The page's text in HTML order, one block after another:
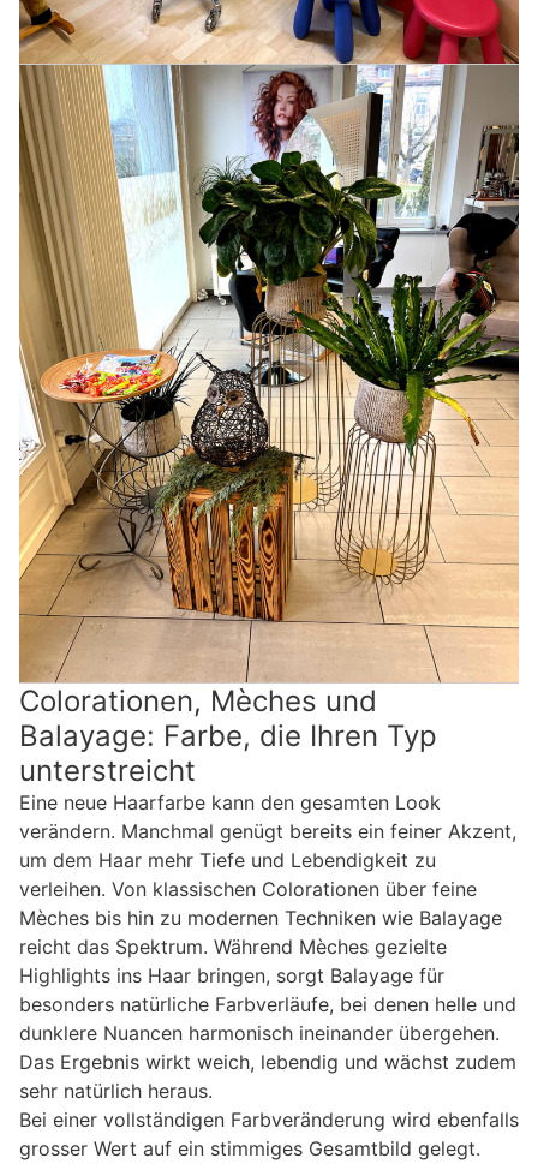
Colorationen, Mèches und
Balayage: Farbe, die Ihren Typ
unterstreicht
Eine neue Haarfarbe kann den gesamten Look
verändern. Manchmal genügt bereits ein feiner Akzent,
um dem Haar mehr Tiefe und Lebendigkeit zu
verleihen. Von klassischen Colorationen über feine
Mèches bis hin zu modernen Techniken wie Balayage
reicht das Spektrum. Während Mèches gezielte
Highlights ins Haar bringen, sorgt Balayage für
besonders natürliche Farbverläufe, bei denen helle und
dunklere Nuancen harmonisch ineinander übergehen.
Das Ergebnis wirkt weich, lebendig und wächst zudem
sehr natürlich heraus.
Bei einer vollständigen Farbveränderung wird ebenfalls
grosser Wert auf ein stimmiges Gesamtbild gelegt.